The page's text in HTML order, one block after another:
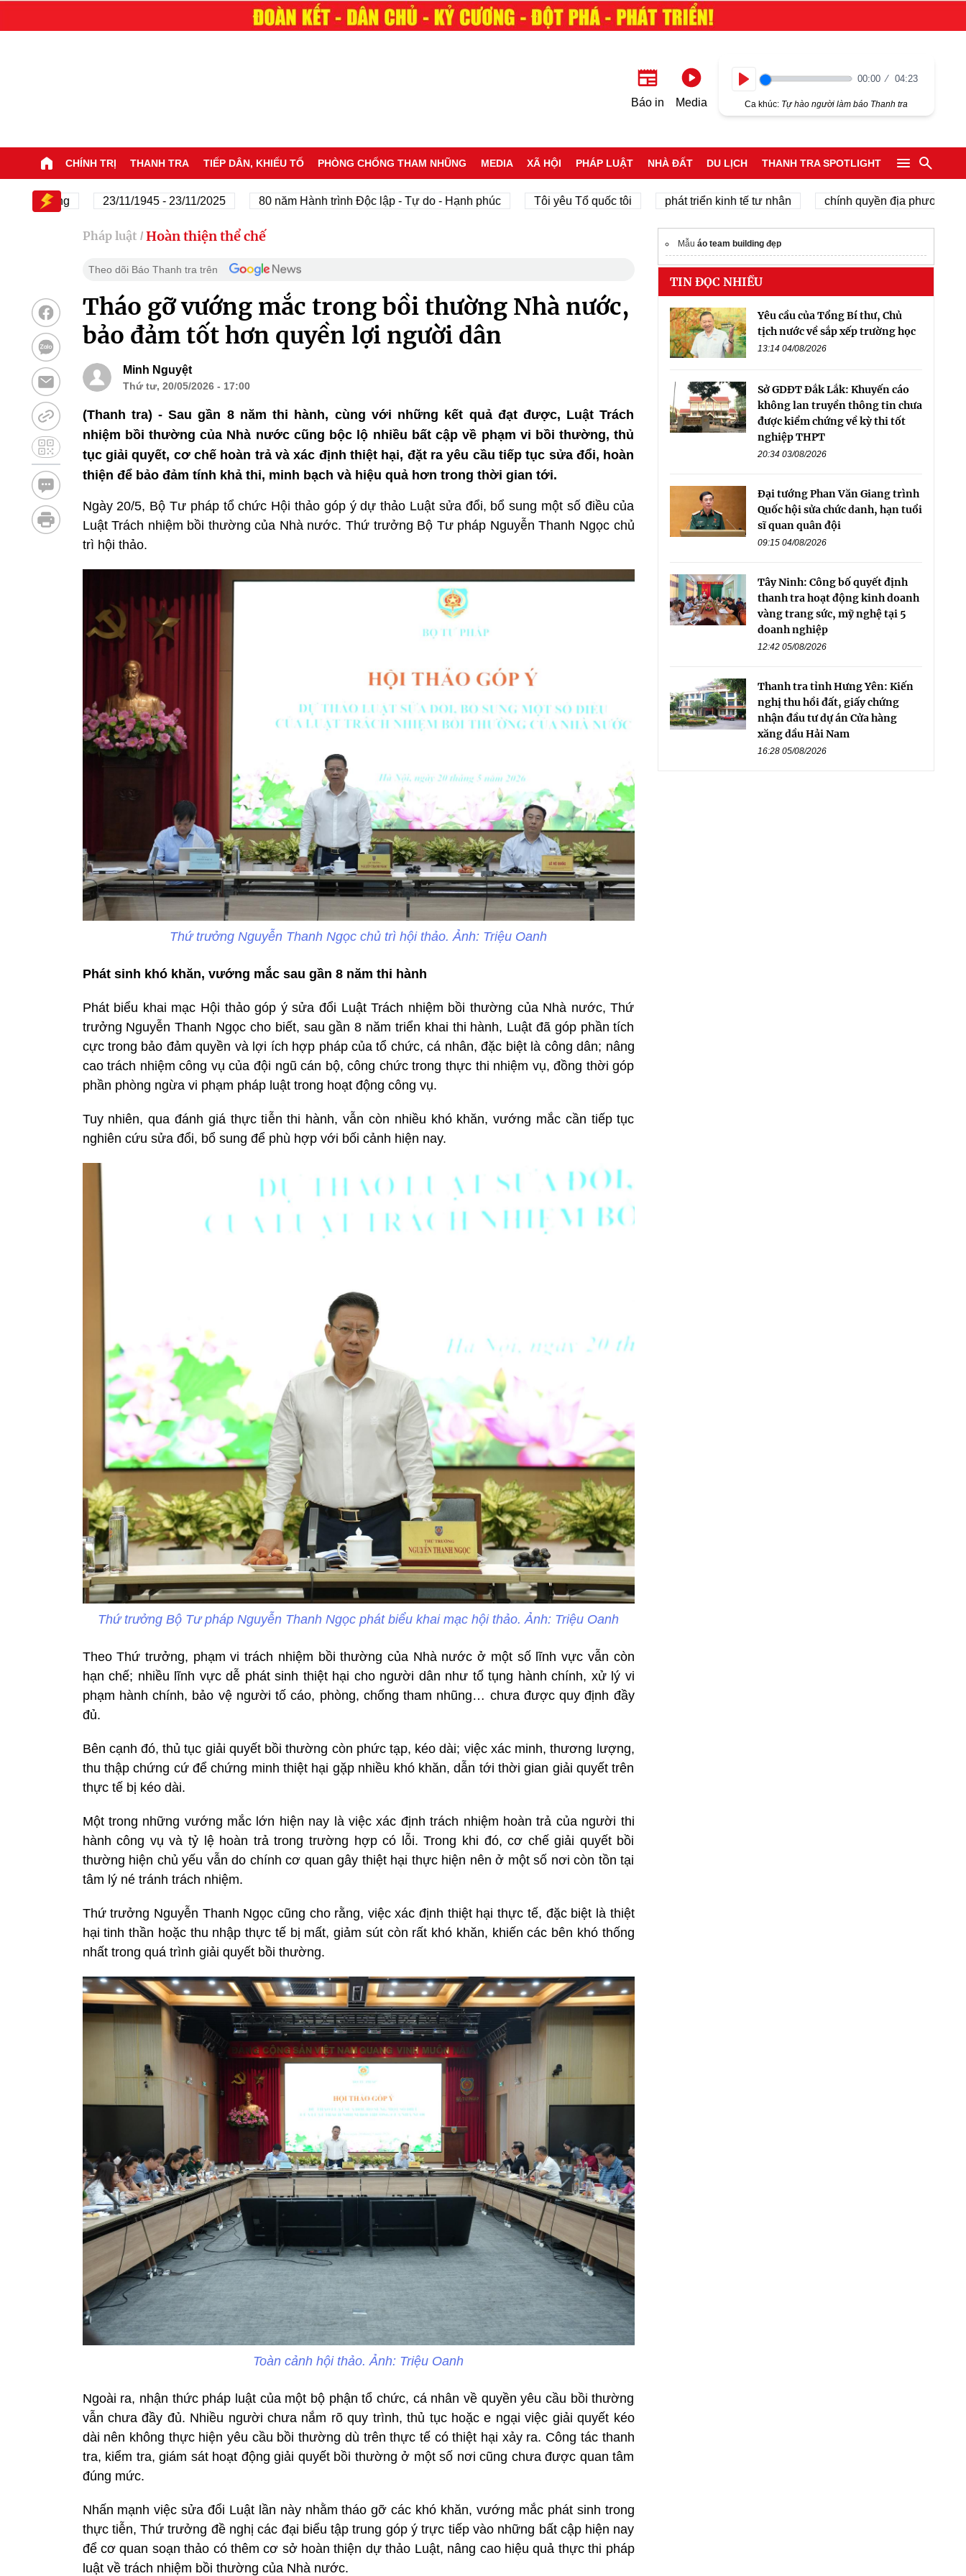
Báo in Media
00:00 04:23
Ca khúc: Tự hào người làm báo Thanh tra
CHÍNH TRỊ THANH TRA TIẾP DÂN, KHIẾU TỐ PHÒNG CHỐNG THAM NHŨNG MEDIA XÃ HỘI PHÁP LUẬT NHÀ ĐẤT DU LỊCH THANH TRA SPOTLIGHT
23/11/1945 - 23/11/2025 80 năm Hành trình Độc lập - Tự do - Hạnh phúc Tôi yêu Tổ quốc tôi phát triển kinh tế tư nhân chính quyền địa phương 2 cấp
Pháp luật / Hoàn thiện thể chế
Theo dõi Báo Thanh tra trên
Tháo gỡ vướng mắc trong bồi thường Nhà nước,
bảo đảm tốt hơn quyền lợi người dân
Minh Nguyệt
Thứ tư, 20/05/2026 - 17:00
(Thanh tra) - Sau gần 8 năm thi hành, cùng với những kết quả đạt được, Luật Trách
nhiệm bồi thường của Nhà nước cũng bộc lộ nhiều bất cập về phạm vi bồi thường, thủ
tục giải quyết, cơ chế hoàn trả và xác định thiệt hại, đặt ra yêu cầu tiếp tục sửa đổi, hoàn
thiện để bảo đảm tính khả thi, minh bạch và hiệu quả hơn trong thời gian tới.
Ngày 20/5, Bộ Tư pháp tổ chức Hội thảo góp ý dự thảo Luật sửa đổi, bổ sung một số điều của
Luật Trách nhiệm bồi thường của Nhà nước. Thứ trưởng Bộ Tư pháp Nguyễn Thanh Ngọc chủ
trì hội thảo.
Thứ trưởng Nguyễn Thanh Ngọc chủ trì hội thảo. Ảnh: Triệu Oanh
Phát sinh khó khăn, vướng mắc sau gần 8 năm thi hành
Phát biểu khai mạc Hội thảo góp ý sửa đổi Luật Trách nhiệm bồi thường của Nhà nước, Thứ
trưởng Nguyễn Thanh Ngọc cho biết, sau gần 8 năm triển khai thi hành, Luật đã góp phần tích
cực trong bảo đảm quyền và lợi ích hợp pháp của tổ chức, cá nhân, đặc biệt là công dân; nâng
cao trách nhiệm công vụ của đội ngũ cán bộ, công chức trong thực thi nhiệm vụ, đồng thời góp
phần phòng ngừa vi phạm pháp luật trong hoạt động công vụ.
Tuy nhiên, qua đánh giá thực tiễn thi hành, vẫn còn nhiều khó khăn, vướng mắc cần tiếp tục
nghiên cứu sửa đổi, bổ sung để phù hợp với bối cảnh hiện nay.
Thứ trưởng Bộ Tư pháp Nguyễn Thanh Ngọc phát biểu khai mạc hội thảo. Ảnh: Triệu Oanh
Theo Thứ trưởng, phạm vi trách nhiệm bồi thường của Nhà nước ở một số lĩnh vực vẫn còn
hạn chế; nhiều lĩnh vực dễ phát sinh thiệt hại cho người dân như tố tụng hành chính, xử lý vi
phạm hành chính, bảo vệ người tố cáo, phòng, chống tham nhũng… chưa được quy định đầy
đủ.
Bên cạnh đó, thủ tục giải quyết bồi thường còn phức tạp, kéo dài; việc xác minh, thương lượng,
thu thập chứng cứ để chứng minh thiệt hại gặp nhiều khó khăn, dẫn tới thời gian giải quyết trên
thực tế bị kéo dài.
Một trong những vướng mắc lớn hiện nay là việc xác định trách nhiệm hoàn trả của người thi
hành công vụ và tỷ lệ hoàn trả trong trường hợp có lỗi. Trong khi đó, cơ chế giải quyết bồi
thường hiện chủ yếu vẫn do chính cơ quan gây thiệt hại thực hiện nên ở một số nơi còn tồn tại
tâm lý né tránh trách nhiệm.
Thứ trưởng Nguyễn Thanh Ngọc cũng cho rằng, việc xác định thiệt hại thực tế, đặc biệt là thiệt
hại tinh thần hoặc thu nhập thực tế bị mất, giảm sút còn rất khó khăn, khiến các bên khó thống
nhất trong quá trình giải quyết bồi thường.
Toàn cảnh hội thảo. Ảnh: Triệu Oanh
Ngoài ra, nhận thức pháp luật của một bộ phận tổ chức, cá nhân về quyền yêu cầu bồi thường
vẫn chưa đầy đủ. Nhiều người chưa nắm rõ quy trình, thủ tục hoặc e ngại việc giải quyết kéo
dài nên không thực hiện yêu cầu bồi thường dù trên thực tế có thiệt hại xảy ra. Công tác thanh
tra, kiểm tra, giám sát hoạt động giải quyết bồi thường ở một số nơi cũng chưa được quan tâm
đúng mức.
Nhấn mạnh việc sửa đổi Luật lần này nhằm tháo gỡ các khó khăn, vướng mắc phát sinh trong
thực tiễn, Thứ trưởng đề nghị các đại biểu tập trung góp ý trực tiếp vào những bất cập hiện nay
để cơ quan soạn thảo có thêm cơ sở hoàn thiện dự thảo Luật, nâng cao hiệu quả thực thi pháp
luật về trách nhiệm bồi thường của Nhà nước.
Mẫu áo team building đẹp
TIN ĐỌC NHIỀU
Yêu cầu của Tổng Bí thư, Chủ
tịch nước về sắp xếp trường học
13:14 04/08/2026
Sở GDĐT Đắk Lắk: Khuyến cáo
không lan truyền thông tin chưa
được kiểm chứng về kỳ thi tốt
nghiệp THPT
20:34 03/08/2026
Đại tướng Phan Văn Giang trình
Quốc hội sửa chức danh, hạn tuổi
sĩ quan quân đội
09:15 04/08/2026
Tây Ninh: Công bố quyết định
thanh tra hoạt động kinh doanh
vàng trang sức, mỹ nghệ tại 5
doanh nghiệp
12:42 05/08/2026
Thanh tra tỉnh Hưng Yên: Kiến
nghị thu hồi đất, giấy chứng
nhận đầu tư dự án Cửa hàng
xăng dầu Hải Nam
16:28 05/08/2026